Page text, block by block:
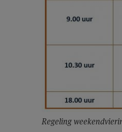
Regeling